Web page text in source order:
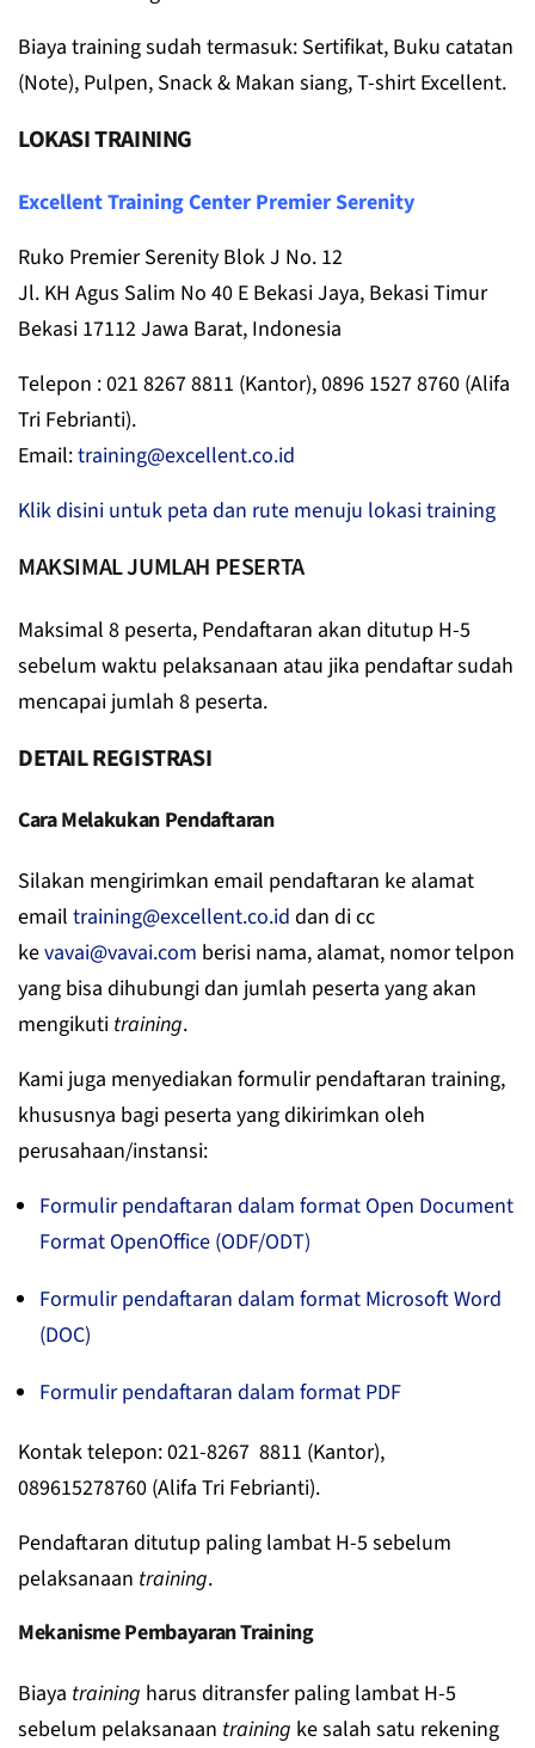
Biaya training sudah termasuk: Sertifikat, Buku catatan
(Note), Pulpen, Snack & Makan siang, T-shirt Excellent.
LOKASI TRAINING
Excellent Training Center Premier Serenity
Ruko Premier Serenity Blok J No. 12
Jl. KH Agus Salim No 40 E Bekasi Jaya, Bekasi Timur
Bekasi 17112 Jawa Barat, Indonesia
Telepon : 021 8267 8811 (Kantor), 0896 1527 8760 (Alifa
Tri Febrianti).
Email:training@excellent.co.id
Klik disini untuk peta dan rute menuju lokasi training
MAKSIMAL JUMLAH PESERTA
Maksimal 8 peserta, Pendaftaran akan ditutup H-5
sebelum waktu pelaksanaan atau jika pendaftar sudah
mencapai jumlah 8 peserta.
DETAIL REGISTRASI
Cara Melakukan Pendaftaran
Silakan mengirimkan email pendaftaran ke alamat
email training@excellent.co.id dan di cc
kevavai@vavai.com berisi nama, alamat, nomor telpon
yang bisa dihubungi dan jumlah peserta yang akan
mengikuti training.
Kami juga menyediakan formulir pendaftaran training,
khususnya bagi peserta yang dikirimkan oleh
perusahaan/instansi:
Formulir pendaftaran dalam format Open Document
Format OpenOffice (ODF/ODT)
Formulir pendaftaran dalam format Microsoft Word
(DOC)
Formulir pendaftaran dalam format PDF
Kontak telepon: 021-8267 8811 (Kantor),
089615278760 (Alifa Tri Febrianti).
Pendaftaran ditutup paling lambat H-5 sebelum
pelaksanaan training.
Mekanisme Pembayaran Training
Biaya training harus ditransfer paling lambat H-5
sebelum pelaksanaan training ke salah satu rekening